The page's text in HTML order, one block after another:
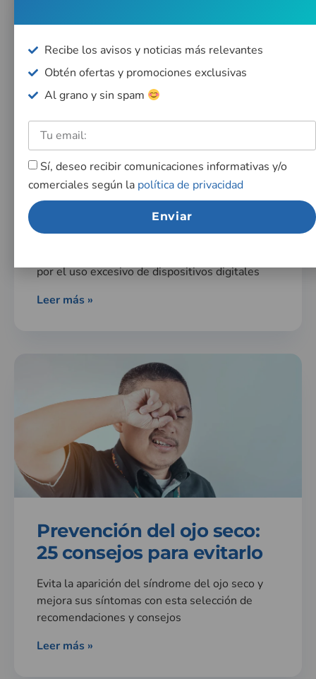
Síndrome Visual
Informático: todo lo que
necesitas saber
Descubre al detalle las causas, síntomas,
por el uso excesivo de dispositivos digitales
Leer más »
Prevención del ojo seco:
25 consejos para evitarlo
Evita la aparición del síndrome del ojo seco y
mejora sus síntomas con esta selección de
recomendaciones y consejos
Leer más »
Recibe los avisos y noticias más relevantes
Obtén ofertas y promociones exclusivas
Al grano y sin spam
Sí, deseo recibir comunicaciones informativas y/o
comerciales según la política de privacidad
Enviar